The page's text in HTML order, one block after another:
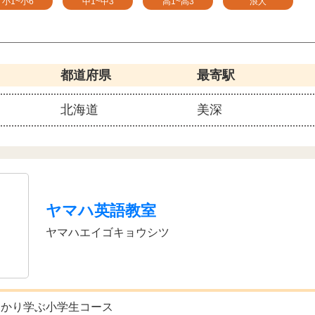
都道府県 最寄駅
北海道 美深
ヤマハ英語教室
ヤマハエイゴキョウシツ
り学ぶ小学生コース